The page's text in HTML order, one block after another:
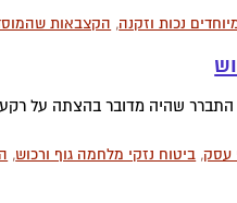
נכות וזקנה, הקצבאות
התברר שהיה מדובר בהצתה על
עסק, ביטוח נזקי מלחמה גוף ורכוש,